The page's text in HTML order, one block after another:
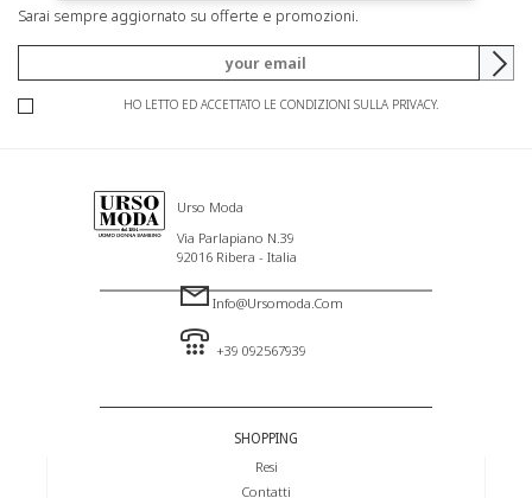
Sarai sempre aggiornato su offerte e promozioni.
HO LETTO ED ACCETTATO LE CONDIZIONI SULLA PRIVACY.
Urso Moda
Via Parlapiano N.39
92016 Ribera - Italia
Info@ursomoda.com
+39 092567939
SHOPPING
Resi
Contatti